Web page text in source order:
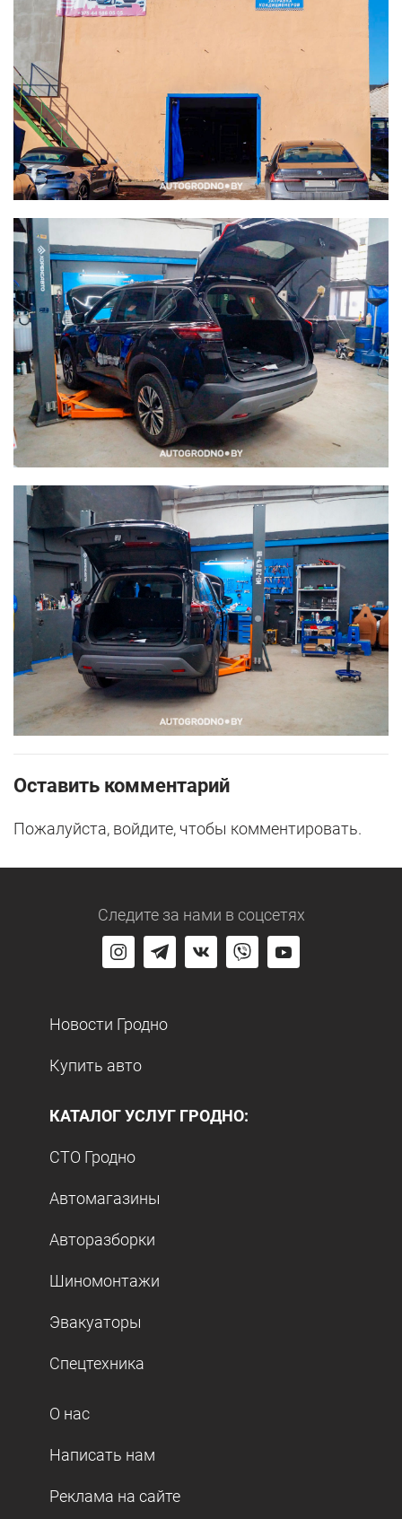
Оставить комментарий
Пожалуйста, войдите, чтобы комментировать.
Следите за нами в соцсетях
Новости Гродно
Купить авто
КАТАЛОГ УСЛУГ ГРОДНО:
СТО Гродно
Автомагазины
Авторазборки
Шиномонтажи
Эвакуаторы
Спецтехника
О нас
Написать нам
Реклама на сайте